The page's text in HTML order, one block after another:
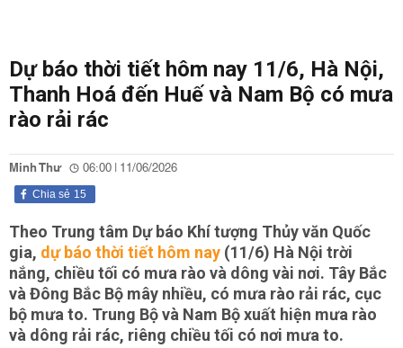
Dự báo thời tiết hôm nay 11/6, Hà Nội,
Thanh Hoá đến Huế và Nam Bộ có mưa
rào rải rác
Minh Thư 06:00 | 11/06/2026
15
Chia sẻ
Theo Trung tâm Dự báo Khí tượng Thủy văn Quốc
gia, dự báo thời tiết hôm nay (11/6) Hà Nội trời
nắng, chiều tối có mưa rào và dông vài nơi. Tây Bắc
và Đông Bắc Bộ mây nhiều, có mưa rào rải rác, cục
bộ mưa to. Trung Bộ và Nam Bộ xuất hiện mưa rào
và dông rải rác, riêng chiều tối có nơi mưa to.